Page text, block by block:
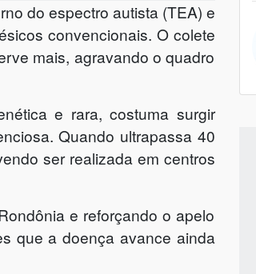
do espectro autista (TEA) e
convencionais. O colete
mais, agravando o quadro
e rara, costuma surgir
Quando ultrapassa 40
ser realizada em centros
e reforçando o apelo
que a doença avance ainda